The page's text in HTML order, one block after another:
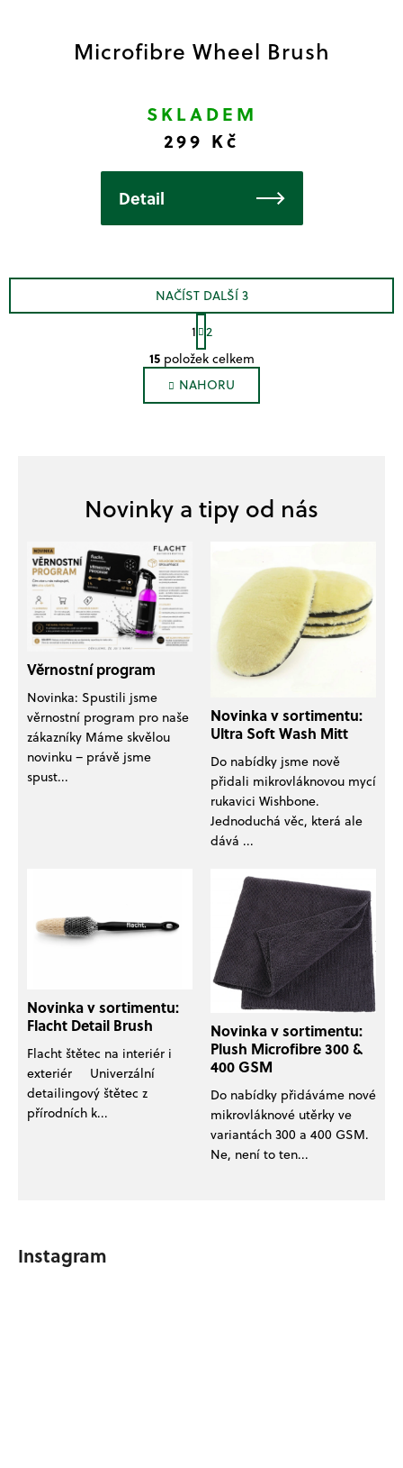
Microfibre Wheel Brush
SKLADEM
299 Kč
Detail
O
v
l
á
p
NAČÍST DALŠÍ 3
S
t
r
á
n
k
1 2
15položek celkem
NAHORU
Věrnostní program
Novinka: Spustili jsme
věrnostní program pro naše
zákazníky Máme skvělou
novinku – právě jsme
spust...
Novinka v sortimentu:
Ultra Soft Wash Mitt
Do nabídky jsme nově
přidali mikrovláknovou mycí
rukavici Wishbone.
Jednoduchá věc, která ale
dává ...
Novinka v sortimentu:
Flacht Detail Brush
Flacht štětec na interiér i
exteriér Univerzální
detailingový štětec z
přírodních k...
Novinka v sortimentu:
Plush Microfibre 300 &
400 GSM
Do nabídky přidáváme nové
mikrovláknové utěrky ve
variantách 300 a 400 GSM.
Ne, není to ten...
Instagram